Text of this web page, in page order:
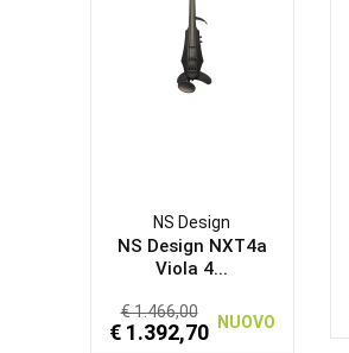
NS Design
NS Design NXT4a
Viola 4...
€ 1.466,00
€ 1.392,70 NUOVO